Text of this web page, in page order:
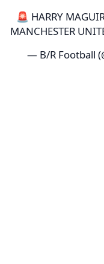
🚨 HARRY
MANCHESTER
— B/R Football